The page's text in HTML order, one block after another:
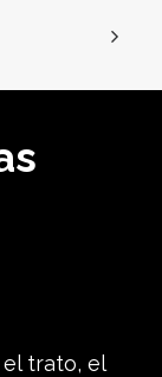
trato, el